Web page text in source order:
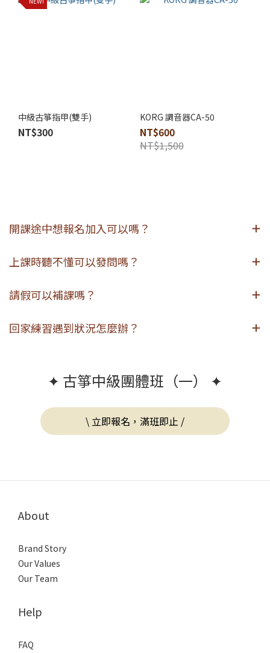
中級古箏指甲(雙手)
NT$300
KORG 調音器CA-50
NT$600
NT$1,500
開課途中想報名加入可以嗎？
上課時聽不懂可以發問嗎？
請假可以補課嗎？
回家練習遇到狀況怎麼辦？
✦ 古箏中級團體班（一） ✦
\ 立即報名，滿班即止 /
About
Brand Story
Our Values
Our Team
Help
FAQ